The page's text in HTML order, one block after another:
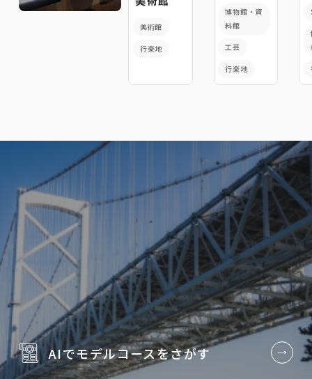
美術館
行楽地
博物館・資
料館
工芸
行楽地
AIでモデルコースをさがす